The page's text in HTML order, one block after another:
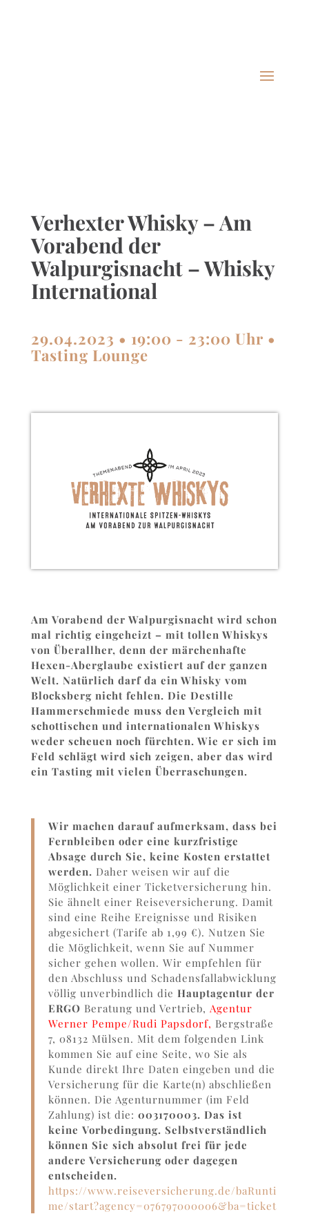
Verhexter Whisky – Am
Vorabend der
Walpurgisnacht – Whisky
International
29.04.2023 • 19:00 - 23:00 Uhr •
Tasting Lounge
Am Vorabend der Walpurgisnacht wird schon
mal richtig eingeheizt – mit tollen Whiskys
von Überallher, denn der märchenhafte
Hexen-Aberglaube existiert auf der ganzen
Welt. Natürlich darf da ein Whisky vom
Blocksberg nicht fehlen. Die Destille
Hammerschmiede muss den Vergleich mit
schottischen und internationalen Whiskys
weder scheuen noch fürchten. Wie er sich im
Feld schlägt wird sich zeigen, aber das wird
ein Tasting mit vielen Überraschungen.
Wir machen darauf aufmerksam, dass bei
Fernbleiben oder eine kurzfristige
Absage durch Sie, keine Kosten erstattet
werden. Daher weisen wir auf die
Möglichkeit einer Ticketversicherung hin.
Sie ähnelt einer Reiseversicherung. Damit
sind eine Reihe Ereignisse und Risiken
abgesichert (Tarife ab 1,99 €). Nutzen Sie
die Möglichkeit, wenn Sie auf Nummer
sicher gehen wollen. Wir empfehlen für
den Abschluss und Schadensfallabwicklung
völlig unverbindlich die Hauptagentur der
ERGO Beratung und Vertrieb, Agentur
Werner Pempe/Rudi Papsdorf, Bergstraße
7, 08132 Mülsen. Mit dem folgenden Link
kommen Sie auf eine Seite, wo Sie als
Kunde direkt Ihre Daten eingeben und die
Versicherung für die Karte(n) abschließen
können. Die Agenturnummer (im Feld
Zahlung) ist die: 003170003. Das ist
keine Vorbedingung. Selbstverständlich
können Sie sich absolut frei für jede
andere Versicherung oder dagegen
entscheiden.
https://www.reiseversicherung.de/baRunti
me/start?agency=076797000006&ba=ticket